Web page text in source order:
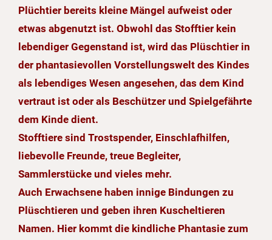
Plüchtier bereits kleine Mängel aufweist oder
etwas abgenutzt ist. Obwohl das Stofftier kein
lebendiger Gegenstand ist, wird das Plüschtier in
der phantasievollen Vorstellungswelt des Kindes
als lebendiges Wesen angesehen, das dem Kind
vertraut ist oder als Beschützer und Spielgefährte
dem Kinde dient.
Stofftiere sind Trostspender, Einschlafhilfen,
liebevolle Freunde, treue Begleiter,
Sammlerstücke und vieles mehr.
Auch Erwachsene haben innige Bindungen zu
Plüschtieren und geben ihren Kuscheltieren
Namen. Hier kommt die kindliche Phantasie zum